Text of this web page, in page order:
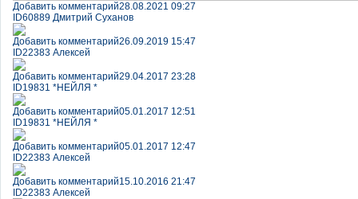
Добавить комментарий28.08.2021 09:27
ID60889 Дмитрий Суханов
Добавить комментарий26.09.2019 15:47
ID22383 Алексей
Добавить комментарий29.04.2017 23:28
ID19831 *НЕЙЛЯ *
Добавить комментарий05.01.2017 12:51
ID19831 *НЕЙЛЯ *
Добавить комментарий05.01.2017 12:47
ID22383 Алексей
Добавить комментарий15.10.2016 21:47
ID22383 Алексей